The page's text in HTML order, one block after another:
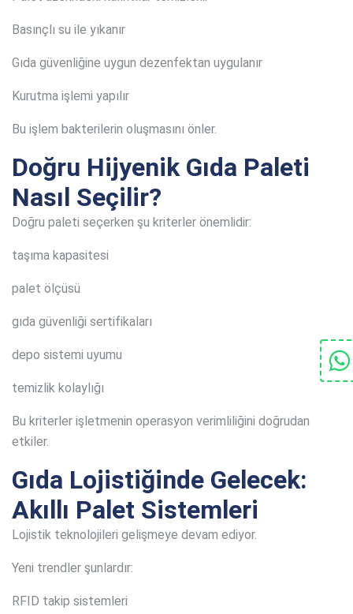
Basınçlı su ile yıkanır
Gıda güvenliğine uygun dezenfektan uygulanır
Kurutma işlemi yapılır
Bu işlem bakterilerin oluşmasını önler.
Doğru Hijyenik Gıda Paleti
Nasıl Seçilir?
Doğru paleti seçerken şu kriterler önemlidir:
taşıma kapasitesi
palet ölçüsü
gıda güvenliği sertifikaları
depo sistemi uyumu
temizlik kolaylığı
Bu kriterler işletmenin operasyon verimliliğini doğrudan
etkiler.
Gıda Lojistiğinde Gelecek:
Akıllı Palet Sistemleri
Lojistik teknolojileri gelişmeye devam ediyor.
Yeni trendler şunlardır:
RFID takip sistemleri